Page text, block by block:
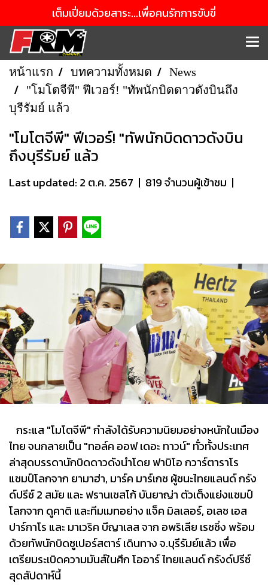
เต็มเปี่ยมด้วยสาระ...เพื่อคนรักการขับขี่
หน้าแรก บทความทั้งหมด
News
"โมโตจีพี" ฟีเวอร์! "ทัพนักบิดดาวดังบินถึง
บุรีรัมย์ แล้ว
"โมโตจีพี" ฟีเวอร์! "ทัพนักบิดดาวดังบิน
ถึงบุรีรัมย์ แล้ว
Last updated: 2 ต.ค. 2567 | 819 จำนวนผู้เข้าชม |
กระแส "โมโตจีพี" กำลังได้รับความนิยมอย่างหนักในเมือง
ไทย จนกลายเป็น "ทอล์ค ออฟ เดอะ ทาวน์" ทั่วทั้งประเทศ
ล่าสุดบรรดานักบิดดาวดังนำโดย ฟาบิโอ กวาร์ตาราโร
แชมป์โลกจาก ยามาฮ่า, มาร์ค มาร์เกซ ผู้ชนะไทยแลนด์ กรัง
ด์ปรีซ์ 2 สมัย และ ฟรานเชสโก้ บันยาญ่า ตัวเต็งแย่งแชมป์
โลกจาก ดูคาติ และทีมเมทอย่าง แจ็ค มิลเลอร์, อเลช เอส
ปาร์กาโร และ มาเวริค บีญาเลส จาก อพริเลีย เรซซิ่ง พร้อม
ด้วยทัพนักบิดซูเปอร์สตาร์ เดินทาง จ.บุรีรัมย์แล้ว เพื่อ
เตรียมระเบิดความมันส์ในศึก โออาร์ ไทยแลนด์ กรังด์ปรีซ์
สุดสัปดาห์นี้